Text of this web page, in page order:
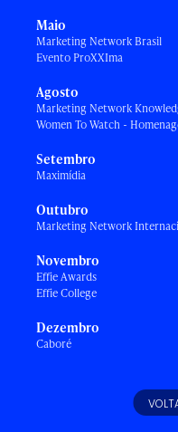
Maio
Marketing Network Brasil
Evento ProXXIma
Agosto
Marketing Network
Women To Watch -
Setembro
Maximídia
Outubro
Marketing Network
Novembro
Effie Awards
Effie College
Dezembro
Caboré